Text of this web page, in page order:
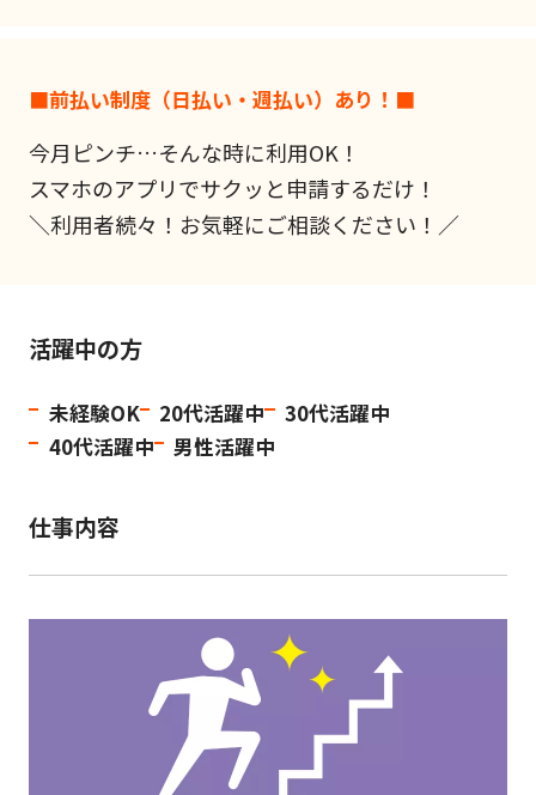
■前払い制度（日払い・週払い）あり！■
今月ピンチ…そんな時に利用OK！
スマホのアプリでサクッと申請するだけ！
＼利用者続々！お気軽にご相談ください！／
活躍中の方
未経験OK 20代活躍中
30代活躍中
40代活躍中
男性活躍中
仕事内容